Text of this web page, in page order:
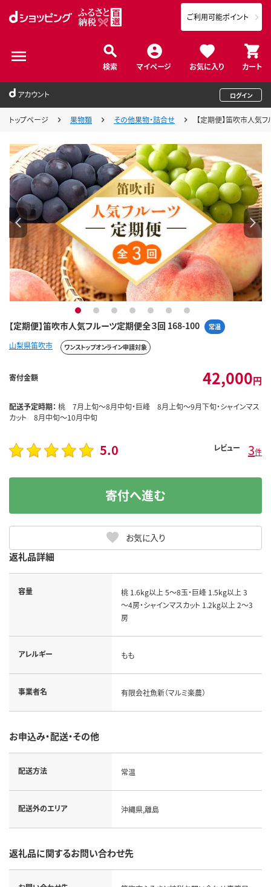
検索 マイページ お気に入り カート
ご利用可能ポイント
アカウント ログイン
トップページ 果物類 その他果物・詰合せ 【定期便】笛吹市人気
【定期便】笛吹市人気フルーツ定期便全３回 168-100 常温
1 2 3 4 5 6 7
山梨県笛吹市 ワンストップオンライン申請対象
寄付金額 42,000円
配送予定時期： 桃 7月上旬～8月中旬・巨峰 8月上旬～9月下旬・シャインマス
カット 8月中旬～10月中旬
5.0 レビュー 3件
お気に入り
寄付へ進む
返礼品詳細
容量
桃 1.6kg以上 5～8玉・巨峰 1.5kg以上 3
～4房・シャインマスカット 1.2kg以上 2～3
房
アレルギー もも
事業者名 有限会社魚新（マルミ楽農）
お申込み・配送・その他
配送方法 常温
配送外のエリア 沖縄県,離島
返礼品に関するお問い合わせ先